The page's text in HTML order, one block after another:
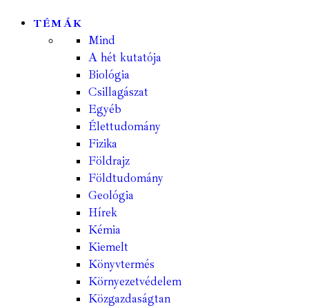
TÉMÁK
Mind
A hét kutatója
Biológia
Csillagászat
Egyéb
Élettudomány
Fizika
Földrajz
Földtudomány
Geológia
Hírek
Kémia
Kiemelt
Könyvtermés
Környezetvédelem
Közgazdaságtan